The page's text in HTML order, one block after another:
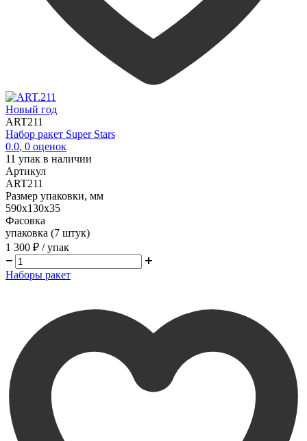
Новый год
ART211
Набор ракет Super Stars
0.0, 0 оценок
11 упак в наличии
Артикул
ART211
Размер упаковки, мм
590х130х35
Фасовка
упаковка (7 штук)
1 300 ₽ / упак
Наборы ракет